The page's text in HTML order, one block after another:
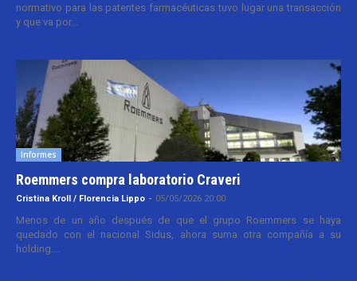
normativo para las patentes farmacéuticas tuvo lugar una transacción
y que va por...
Informes
Roemmers compra laboratorio Craveri
Cristina Kroll / Florencia Lippo - 05/05/2026 20:00
Menos de un año después de que el grupo Roemmers se haya
quedado con el nacional Sidus, ahora suma otra compañía a su
holding....